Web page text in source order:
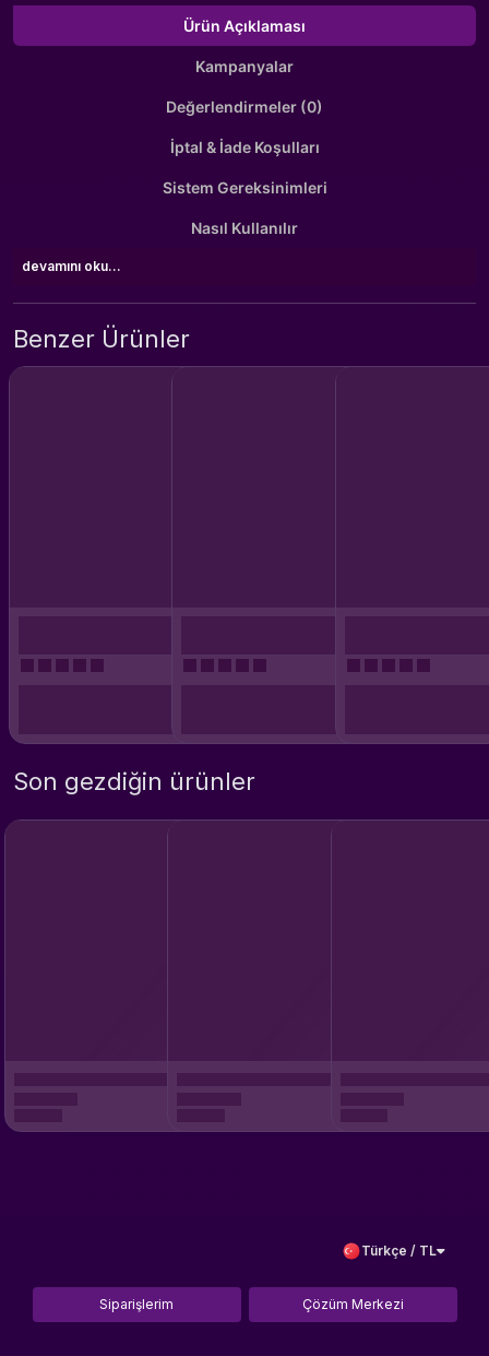
Ürün Açıklaması
Kampanyalar
Değerlendirmeler (0)
İptal & İade Koşulları
Sistem Gereksinimleri
Nasıl Kullanılır
devamını oku...
Benzer Ürünler
Son gezdiğin ürünler
Türkçe / TL
Siparişlerim Çözüm Merkezi